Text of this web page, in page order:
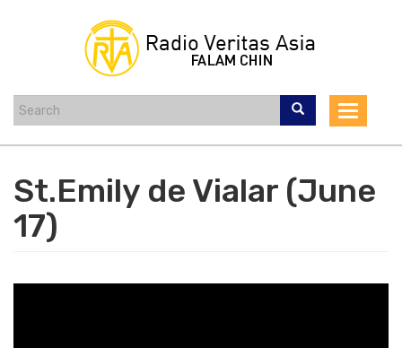
Toggle
St.Emily de Vialar (June
17)